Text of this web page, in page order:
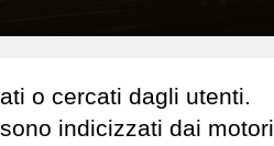
o cercati dagli utenti.
indicizzati dai motori